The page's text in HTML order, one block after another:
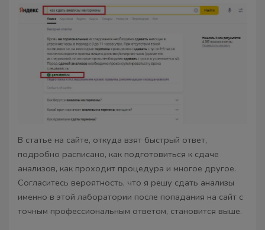
В статье на сайте, откуда взят быстрый ответ,
подробно расписано, как подготовиться к сдаче
анализов, как проходит процедура и многое другое.
Согласитесь вероятность, что я решу сдать анализы
именно в этой лаборатории после попадания на сайт с
точным профессиональным ответом, становится выше.